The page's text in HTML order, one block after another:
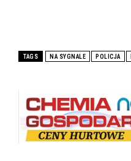
TAGS NA SYGNALE POLICJA